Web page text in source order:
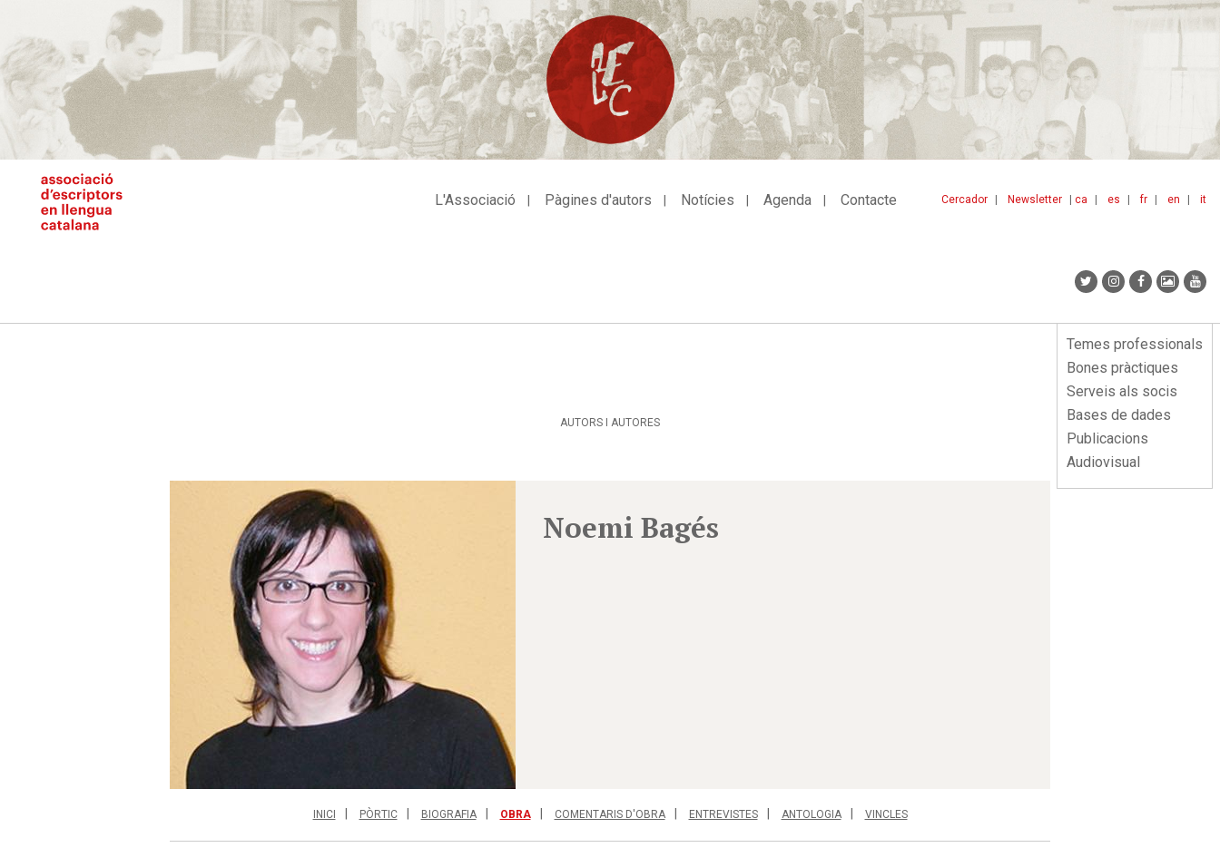
contingut
ca es fr en it
Cercador Newsletter
L'Associació Pàgines d'autors Notícies Agenda Contacte
Menu
lateral
Temes professionals
Bones pràctiques
Serveis als socis
Bases de dades
Publicacions
Audiovisual
AUTORS I AUTORES
Noemi Bagés
INICI PÒRTIC BIOGRAFIA OBRA COMENTARIS D'OBRA ENTREVISTES ANTOLOGIA VINCLES